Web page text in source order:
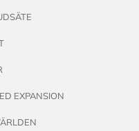
EXPANSION